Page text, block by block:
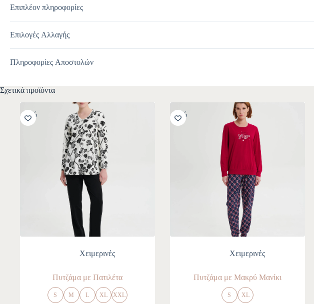
Επιπλέον πληροφορίες
Επιλογές Αλλαγής
Πληροφορίες Αποστολών
Σχετικά προϊόντα
-30%
Χειμερινές
Πυτζάμα με Πατιλέτα
S M L XL XXL
-30%
Χειμερινές
Πυτζάμα με Μακρύ Μανίκι
S XL